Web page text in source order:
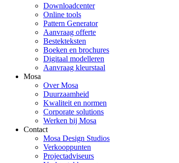
Downloadcenter
Online tools
Pattern Generator
Aanvraag offerte
Bestekteksten
Boeken en brochures
Digitaal modelleren
Aanvraag kleurstaal
Mosa
Over Mosa
Duurzaamheid
Kwaliteit en normen
Corporate solutions
Werken bij Mosa
Contact
Mosa Design Studios
Verkooppunten
Projectadviseurs